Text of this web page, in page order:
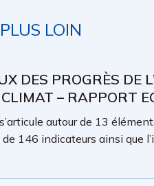
LOIN
DES PROGRÈS DE
– RAPPORT
s’articule autour de 13
146 indicateurs ainsi que